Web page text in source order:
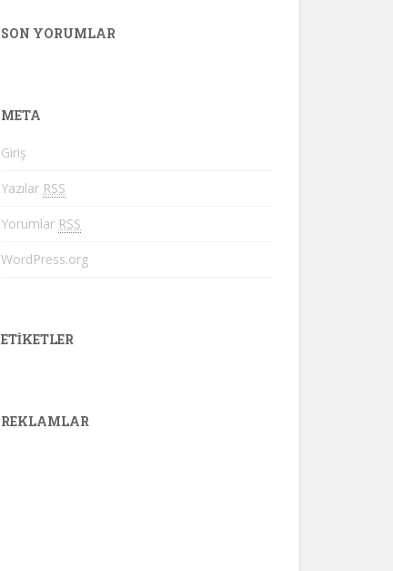
SON YORUMLAR
META
Giriş
Yazılar RSS
Yorumlar RSS
WordPress.org
ETIKETLER
REKLAMLAR